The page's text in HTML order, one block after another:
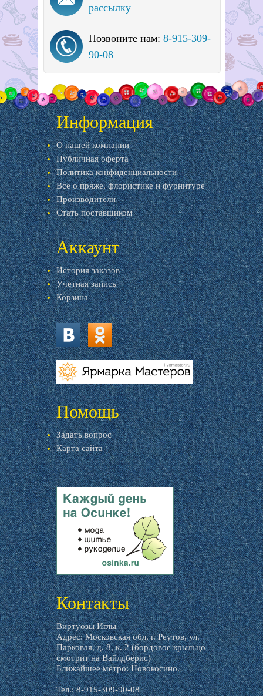
рассылку
Позвоните нам: 8-915-309-
90-08
Информация
О нашей компании
Публичная оферта
Политика конфиденциальности
Все о пряже, флористике и фурнитуре
Производители
Стать поставщиком
Аккаунт
История заказов
Учетная запись
Корзина
vk.com ok.ru
livemaster.ru
Помощь
Задать вопрос
Карта сайта
livemaster.ru
Контакты
Виртуозы Иглы
Адрес: Московская обл, г. Реутов, ул.
Парковая, д. 8, к. 2 (бордовое крыльцо
смотрит на Вайлдберис)
Ближайшее метро: Новокосино.
Тел.: 8-915-309-90-08